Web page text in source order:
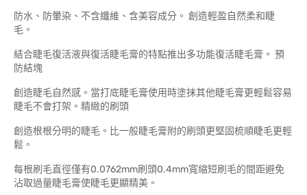
防水、防暈染、不含纖維、含美容成分。 創造輕盈自然柔和睫
毛。
結合睫毛復活液與復活睫毛膏的特點推出多功能復活睫毛膏。 預
防結塊
創造睫毛自然感。當打底睫毛膏使用時塗抹其他睫毛膏更輕鬆容易
睫毛不會打架。精緻的刷頭
創造根根分明的睫毛。比一般睫毛膏附的刷頭更堅固梳順睫毛更輕
鬆。
每根刷毛直徑僅有0.0762mm刷頭0.4mm寬縮短刷毛的間距避免
沾取過量睫毛膏使睫毛更顯精美。